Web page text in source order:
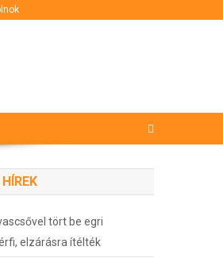
tört be egri
elzárásra ítélték